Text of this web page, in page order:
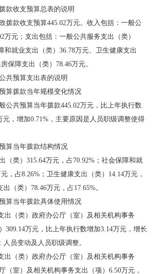
款收支预算总表的说明
拨款收支预算445.02万元。收入包括：一般公
万元；支出包括：一般公共服务支出（类）
和就业支出（类）36.78万元、卫生健康支出
保障支出（类）78.46万元。
共预算支出表的说明
算拨款当年规模变化情况
公共预算当年拨款445.02万元，比上年执行数
元，增加0.71%，主要原因是人员职级调整使得
算当年拨款结构情况
（类）315.64万元，占70.92%；社会保障和就
，占8.26%；卫生健康支出（类）14.14万元，
（类）78.46万元，占17.65%。
算当年拨款具体使用情况
出（类）政府办公厅（室）及相关机构事务
309.14万元，比上年执行数增加3.14万元，增长
人员变动及人员职级调整。
出（类）政府办公厅（室）及相关机构事务
（室）及相关机构事务支出（项）6.50万元，